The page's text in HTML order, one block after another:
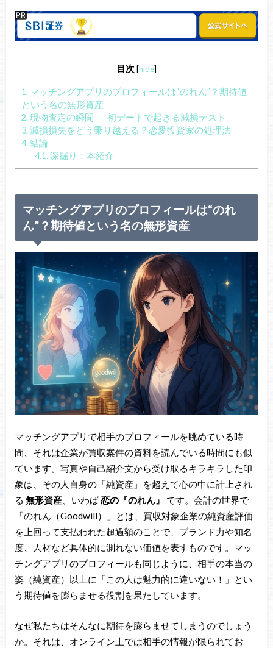
目次 [hide]
1.マッチングアプリのプロフィールは“のれん”？期待値
という名の無形資産
2.現物査定の瞬間──初デートで起きる減損テスト
3.減損損失をどう乗り越える？恋愛投資家の処理法
4.結論
4.1.深掘り：本紹介
マッチングアプリのプロフィールは“のれ
ん”？期待値という名の無形資産
マッチングアプリで相手のプロフィールを眺めている時
間、それは企業が買収案件の資料を読んでいる時間にも似
ています。写真や自己紹介文から受け取るキラキラした印
象は、その人自身の「純資産」を超えて心の中に計上され
る 無形資産、いわば恋の『のれん』
です。会計の世界で
「のれん（Goodwill）」とは、買収対象企業の純資産評価
を上回って支払われた超過額のことで、ブランド力や知名
度、人材など具体的に測れない価値を表すものです。マッ
チングアプリのプロフィールも同じように、相手の本当の
姿（純資産）以上に「この人は魅力的に違いない！」とい
う期待値を膨らませる役割を果たしています。
なぜ私たちはそんなに期待を膨らませてしまうのでしょう
か。それは、オンライン上では相手の情報が限られてお